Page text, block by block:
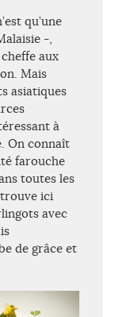
qu’une
-,
aux
Mais
asiatiques
à
On connaît
farouche
toutes les
trouve ici
avec
de grâce et